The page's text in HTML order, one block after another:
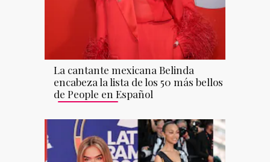
La cantante mexicana Belinda
encabeza la lista de los 50 más bellos
de People en Español